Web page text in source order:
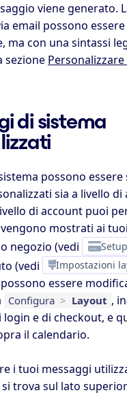
viene generato.
email possono
ma con una sintassi
sezione
di sistema
possono
sia a livello di
di account puoi
mostrati ai
negozio (vedi
(vedi
Impostazioni
essere
Configura > Layout ,
e di checkout, e
il calendario.
i tuoi messaggi
trova sul lato